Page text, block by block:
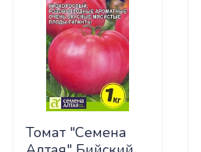
Томат "Семена